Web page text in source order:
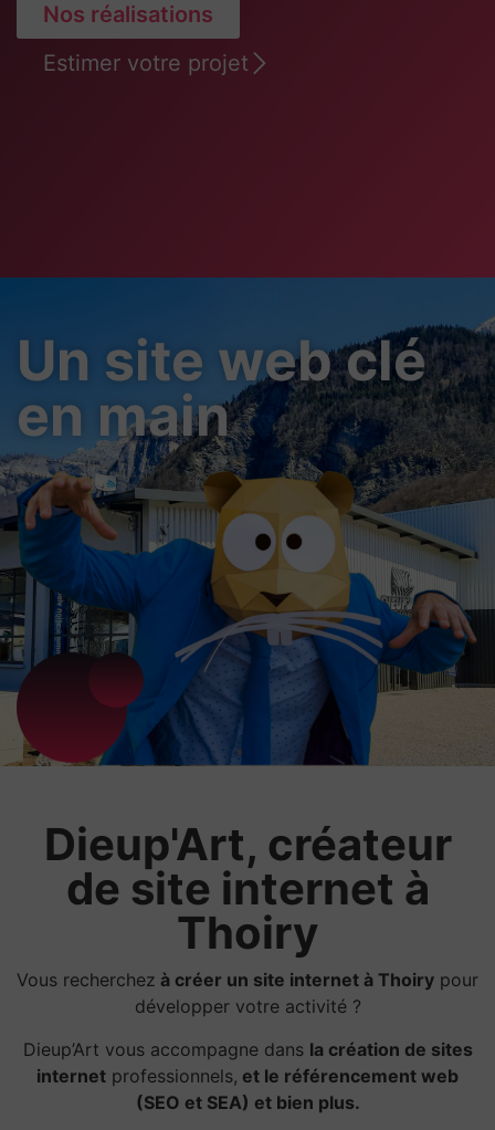
Nos réalisations
Estimer votre projet
Un site web clé
en main
Dieup'Art, créateur
de site internet à
Thoiry
Vous recherchez à créer un site internet à Thoiry pour
développer votre activité ?
Dieup’Art vous accompagne dans la création de sites
internet professionnels, et le référencement web
(SEO et SEA) et bien plus.